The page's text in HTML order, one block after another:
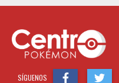
SÍGUENOS